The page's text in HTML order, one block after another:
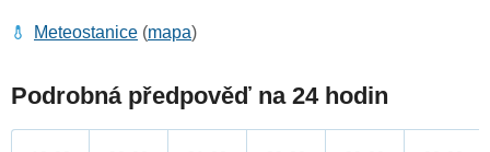
Meteostanice (mapa)
Podrobná předpověď na 24 hodin